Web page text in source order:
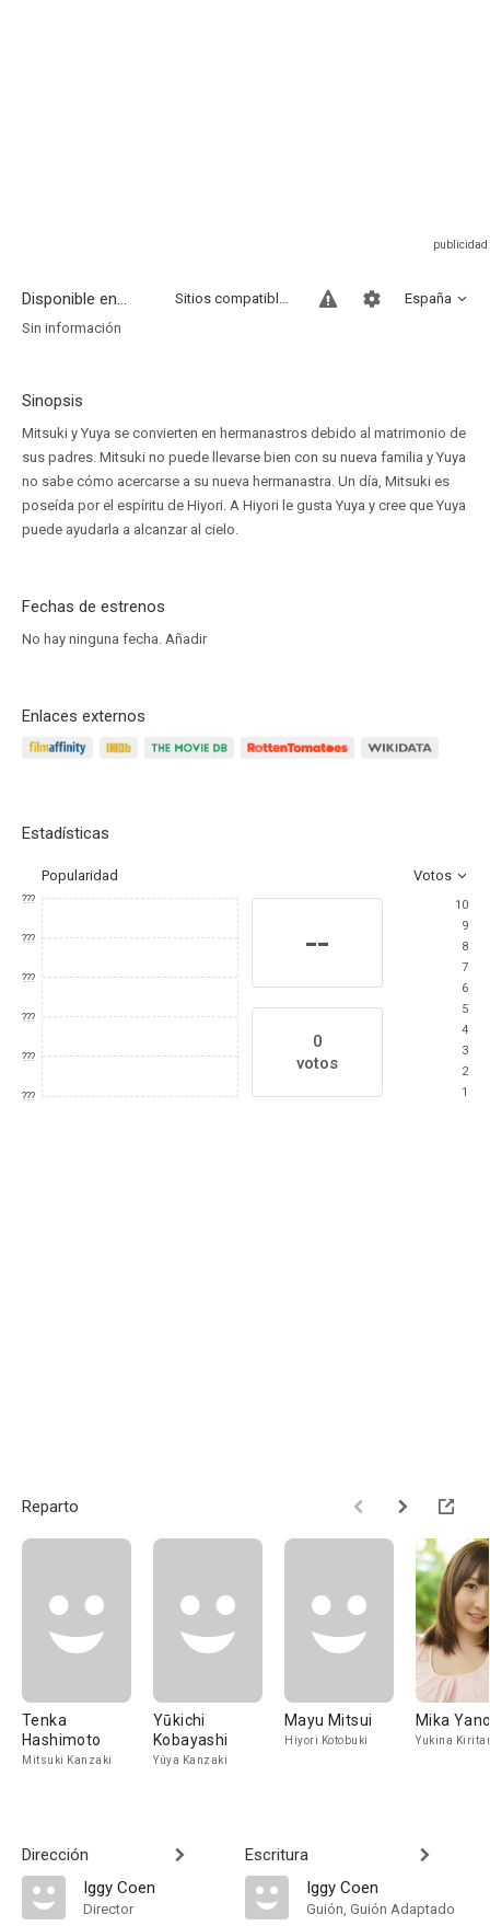
Disponible en... España
Sitios compatibles
Sin información
Sinopsis
Mitsuki y Yuya se convierten en hermanastros debido al matrimonio de
sus padres. Mitsuki no puede llevarse bien con su nueva familia y Yuya
no sabe cómo acercarse a su nueva hermanastra. Un día, Mitsuki es
poseída por el espíritu de Hiyori. A Hiyori le gusta Yuya y cree que Yuya
puede ayudarla a alcanzar al cielo.
Fechas de estrenos
No hay ninguna fecha. Añadir
Enlaces externos
Estadísticas
Popularidad Votos
???
???
???
???
???
???
--
0
votos
10
9
8
7
6
5
4
3
2
1
Reparto
Tenka
Hashimoto
Mitsuki Kanzaki
Yūkichi
Kobayashi
Yûya Kanzaki
Mayu Mitsui
Hiyori Kotobuki
Mika
Yukina
Dirección
Iggy Coen
Director
Escritura
Iggy Coen
Guión, Guión Adaptado